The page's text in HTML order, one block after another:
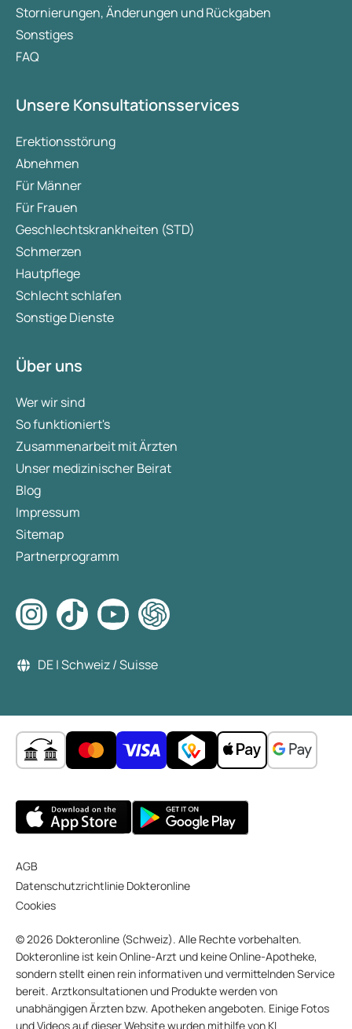
Stornierungen, Änderungen und Rückgaben
Sonstiges
FAQ
Unsere Konsultationsservices
Erektionsstörung
Abnehmen
Für Männer
Für Frauen
Geschlechtskrankheiten (STD)
Schmerzen
Hautpflege
Schlecht schlafen
Sonstige Dienste
Über uns
Wer wir sind
So funktioniert's
Zusammenarbeit mit Ärzten
Unser medizinischer Beirat
Blog
Impressum
Sitemap
Partnerprogramm
DE | Schweiz / Suisse
AGB
Datenschutzrichtlinie Dokteronline
Cookies
© 2026 Dokteronline (Schweiz). Alle Rechte vorbehalten.
Dokteronline ist kein Online-Arzt und keine Online-Apotheke,
sondern stellt einen rein informativen und vermittelnden Service
bereit. Arztkonsultationen und Produkte werden von
unabhängigen Ärzten bzw. Apotheken angeboten. Einige Fotos
und Videos auf dieser Website wurden mithilfe von KI